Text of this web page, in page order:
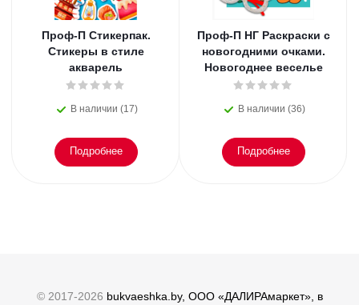
Проф-П Стикерпак.
Стикеры в стиле
акварель
В наличии (17)
Подробнее
Проф-П НГ Раскраски с
новогодними очками.
Новогоднее веселье
В наличии (36)
Подробнее
© 2017-2026 bukvaeshka.by, ООО «ДАЛИРАмаркет», в